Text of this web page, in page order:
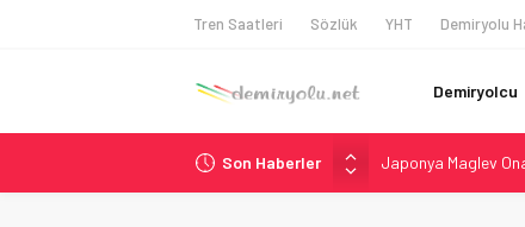
Tren Saatleri Sözlük YHT Demiryolu
Demiryolcu
Son Haberler
Japonya Maglev
Toronto